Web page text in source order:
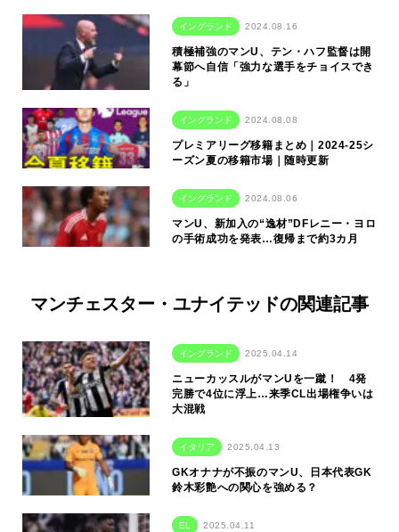
イングランド 2024.08.16
積極補強のマンU、テン・ハフ監督は開
幕節へ自信「強力な選手をチョイスでき
る」
イングランド 2024.08.08
プレミアリーグ移籍まとめ｜2024-25シ
ーズン夏の移籍市場｜随時更新
イングランド 2024.08.06
マンU、新加入の“逸材”DFレニー・ヨロ
の手術成功を発表…復帰まで約3カ月
マンチェスター・ユナイテッドの関連記事
イングランド 2025.04.14
ニューカッスルがマンUを一蹴！ 4発
完勝で4位に浮上…来季CL出場権争いは
大混戦
イタリア 2025.04.13
GKオナナが不振のマンU、日本代表GK
鈴木彩艶への関心を強める？
EL 2025.04.11